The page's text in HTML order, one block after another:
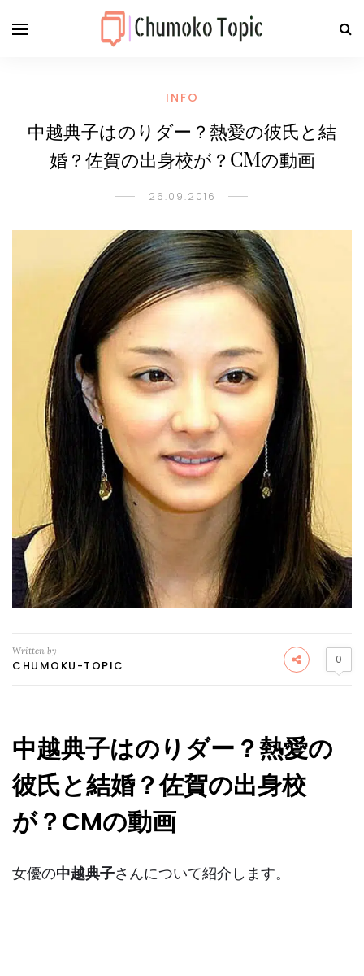
INFO
中越典子はのりダー？熱愛の彼氏と結
婚？佐賀の出身校が？CMの動画
26.09.2016
Written by
CHUMOKU-TOPIC 0
中越典子はのりダー？熱愛の
彼氏と結婚？佐賀の出身校
が？CMの動画
女優の中越典子さんについて紹介します。